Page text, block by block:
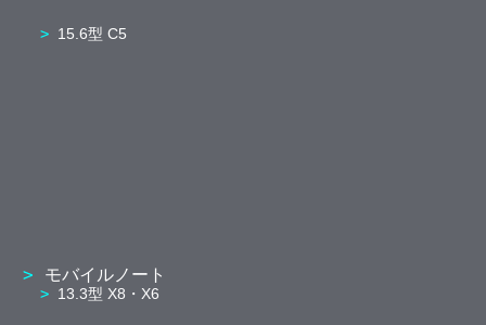
15.6型 C5
モバイルノート
13.3型 X8・X6